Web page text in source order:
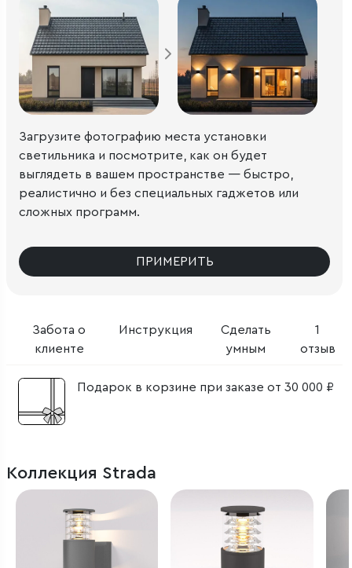
Забота о
клиенте
Инструкция
Сделать
умным
1
отзыв
Подарок в корзине при заказе от 30 000 ₽
Загрузите фотографию места установки
светильника и посмотрите, как он будет
выглядеть в вашем пространстве — быстро,
реалистично и без специальных гаджетов или
сложных программ.
ПРИМЕРИТЬ
Коллекция Strada